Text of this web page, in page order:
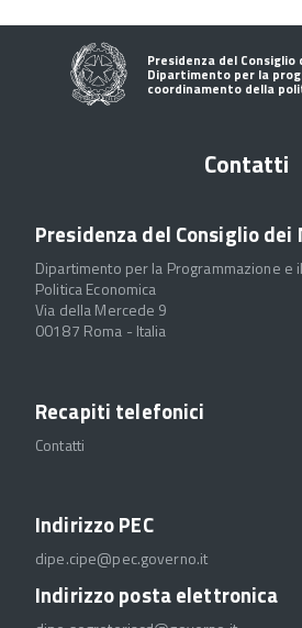
Presidenza del
Dipartimento per la
coordinamento della
Contatti
Presidenza del Consiglio
Dipartimento per la Programmazione e
Politica Economica
Via della Mercede 9
00187 Roma - Italia
Recapiti telefonici
Contatti
Indirizzo PEC
dipe.cipe@pec.governo.it
Indirizzo posta elettronica